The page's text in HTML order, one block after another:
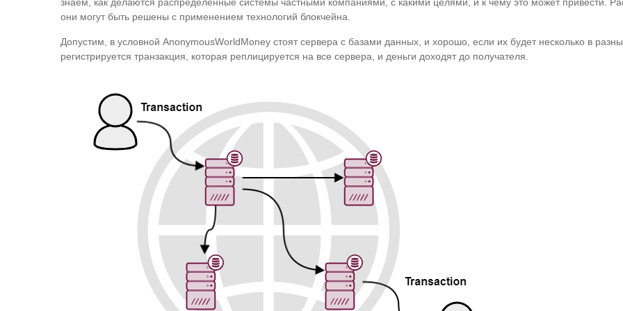
они могут быть решены с применением технологий блокчейна.
Допустим, в условной AnonymousWorldMoney стоят сервера с базами данных, и хорошо, если их будет несколько в
регистрируется транзакция, которая реплицируется на все сервера, и деньги доходят до получателя.